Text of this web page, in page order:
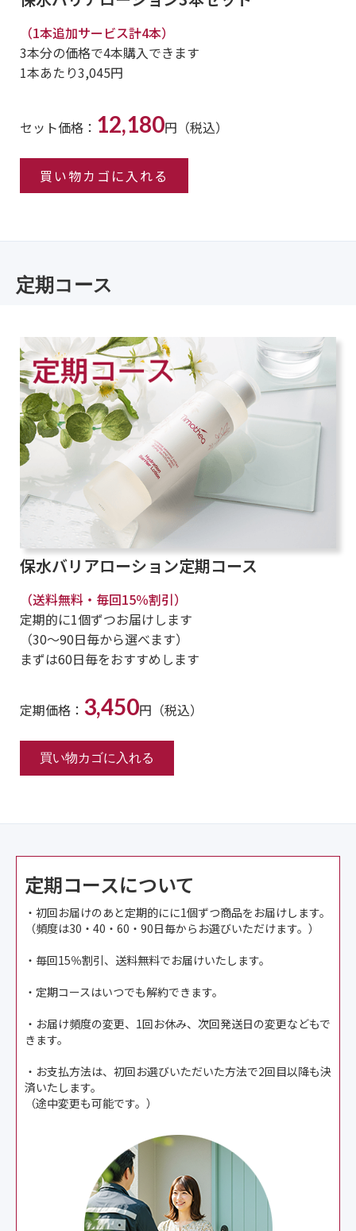
（1本追加サービス計4本）
3本分の価格で4本購入できます
1本あたり3,045円
セット価格： 12,180円（税込）
買い物カゴに入れる
定期コース
保水バリアローション定期コース
（送料無料・毎回15％割引）
定期的に1個ずつお届けします
（30～90日毎から選べます）
まずは60日毎をおすすめします
定期価格： 3,450円（税込）
買い物カゴに入れる
定期コースについて
・初回お届けのあと定期的にに1個ずつ商品をお届けします。
（頻度は30・40・60・90日毎からお選びいただけます。）
・毎回15％割引、送料無料でお届けいたします。
・定期コースはいつでも解約できます。
・お届け頻度の変更、1回お休み、次回発送日の変更などもで
きます。
・お支払方法は、初回お選びいただいた方法で2回目以降も決
済いたします。
（途中変更も可能です。）